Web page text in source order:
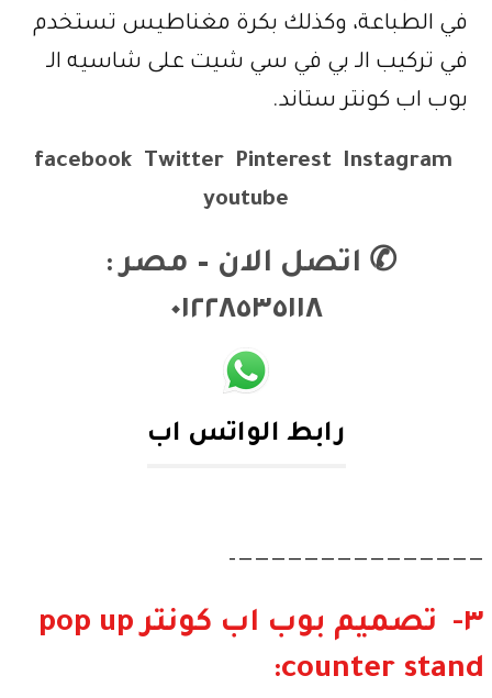
في الطباعة، وكذلك بكرة مغناطيس تستخدم
في تركيب الـ بي في سي شيت على شاسيه الـ
بوب اب كونتر ستاند.
facebook Twitter Pinterest Instagram
youtube
✆ اتصل الان – مصر :
٠١٢٢٨٥٣٥١١٨
رابط الواتس اب
———————————————–
٣- تصميم بوب اب كونتر pop up
counter stand: